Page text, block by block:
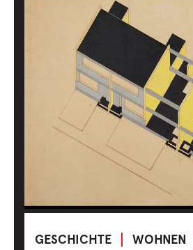
GESCHICHTE WOHNEN